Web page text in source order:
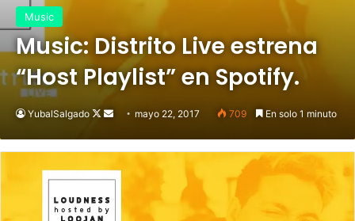
Music
Music: Distrito Live estrena
“Host Playlist” en Spotify.
YubalSalgado
Follow
X
Send
email
mayo 22, 2017 709 En solo 1 minuto